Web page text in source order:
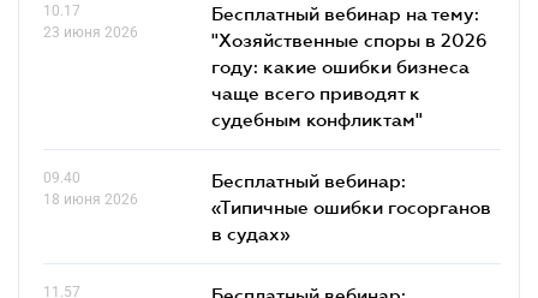
10.17
23 июня 2026
Бесплатный вебинар на тему:
"Хозяйственные споры в 2026
году: какие ошибки бизнеса
чаще всего приводят к
судебным конфликтам"
09.40
18 июня 2026
Бесплатный вебинар:
«Типичные ошибки госорганов
в судах»
11.57